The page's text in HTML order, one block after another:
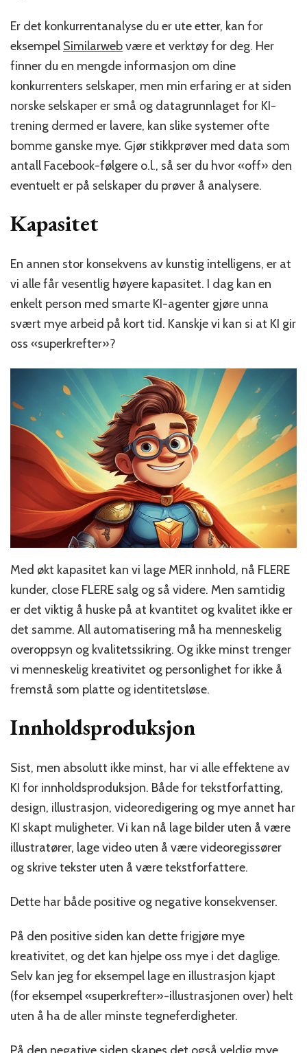
Er det konkurrentanalyse du er ute etter, kan for
eksempel Similarwebvære et verktøy for deg. Her
finner du en mengde informasjon om dine
konkurrenters selskaper, men min erfaring er at siden
norske selskaper er små og datagrunnlaget for KI-
trening dermed er lavere, kan slike systemer ofte
bomme ganske mye. Gjør stikkprøver med data som
antall Facebook-følgere o.l., så ser du hvor «off» den
eventuelt er på selskaper du prøver å analysere.
Kapasitet
En annen stor konsekvens av kunstig intelligens, er at
vi alle får vesentlig høyere kapasitet. I dag kan en
enkelt person med smarte KI-agenter gjøre unna
svært mye arbeid på kort tid. Kanskje vi kan si at KI gir
oss «superkrefter»?
Med økt kapasitet kan vi lage MER innhold, nå FLERE
kunder, close FLERE salg og så videre. Men samtidig
er det viktig å huske på at kvantitet og kvalitet ikke er
det samme. All automatisering må ha menneskelig
overoppsyn og kvalitetssikring. Og ikke minst trenger
vi menneskelig kreativitet og personlighet for ikke å
fremstå som platte og identitetsløse.
Innholdsproduksjon
Sist, men absolutt ikke minst, har vi alle effektene av
KI for innholdsproduksjon. Både for tekstforfatting,
design, illustrasjon, videoredigering og mye annet har
KI skapt muligheter. Vi kan nå lage bilder uten å være
illustratører, lage video uten å være videoregissører
og skrive tekster uten å være tekstforfattere.
Dette har både positive og negative konsekvenser.
På den positive siden kan dette frigjøre mye
kreativitet, og det kan hjelpe oss mye i det daglige.
Selv kan jeg for eksempel lage en illustrasjon kjapt
(for eksempel «superkrefter»-illustrasjonen over) helt
uten å ha de aller minste tegneferdigheter.